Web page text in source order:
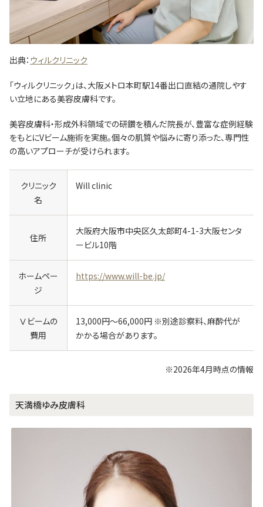
出典： ウィルクリニック
「ウィルクリニック」は、大阪メトロ本町駅14番出口直結の通院しやす
い立地にある美容皮膚科です。
美容皮膚科・形成外科領域での研鑽を積んだ院長が、豊富な症例経験
をもとにVビーム施術を実施。個々の肌質や悩みに寄り添った、専門性
の高いアプローチが受けられます。
クリニック
名
Will clinic
住所
大阪府大阪市中央区久太郎町4-1-3大阪センタ
ービル10階
ホームペー
ジ
https://www.will-be.jp/
Ⅴビームの
費用
13,000円～66,000円 ※別途診察料、麻酔代が
かかる場合があります。
※2026年4月時点の情報
天満橋ゆみ皮膚科